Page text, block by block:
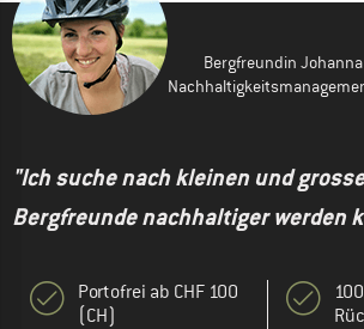
Bergfreundin
"Ich suche nach kleinen und
Bergfreunde nachhaltiger werden
Portofrei ab CHF 100
(CH)